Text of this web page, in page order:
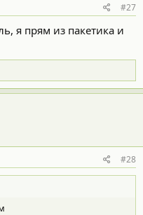
#27
я прям из пакетика и
#28